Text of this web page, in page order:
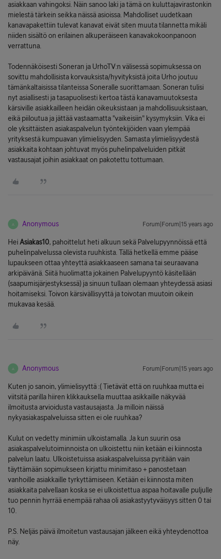
asiakkaan vahingoksi. Näin sanoo laki ja tämä on kuluttajavirastonkin
mielestä tärkein seikka näissä asioissa. Mahdolliset uudetkaan
kanavapakettiin tulevat kanavat eivät siten muuta tilannetta mikäli
niiden sisältö on erilainen alkuperäiseen kanavakokoonpanoon
verrattuna.
Todennäköisesti Soneran ja UrhoTV:n välisessä sopimuksessa on
sovittu mahdollisista korvauksista/hyvityksistä joita Urho joutuu
tämänkaltaisissa tilanteissa Soneralle suorittamaan. Soneran tulisi
nyt asiallisesti ja tasapuolisesti kertoa tästä kanavamuutoksesta
kärsiville asiakkailleen heidän oikeuksistaan ja mahdollisuuksistaan,
eikä piiloutua ja jättää vastaamatta "vaikeisiin" kysymyksiin. Vika ei
ole yksittäisten asiakaspalvelun työntekijöiden vaan ylempää
yrityksestä kumpuavan ylimielisyyden. Samasta ylimielisyydestä
asiakkaita kohtaan johtuvat myös puhelinpalveluiden pitkät
vastausajat joihin asiakkaat on pakotettu tottumaan.
A Anonymous Forum|Forum|15 years ago
HeiAsiakas10, pahoittelut heti alkuun sekä Palvelupyynnöissä että
puhelinpalvelussa olevista ruuhkista. Tällä hetkellä emme pääse
lupaukseen ottaa yhteyttä asiakkaaseen samana tai seuraavana
arkipäivänä. Siitä huolimatta jokainen Palvelupyyntö käsitellään
(saapumisjärjestyksessä) ja sinuun tullaan olemaan yhteydessä asiasi
hoitamiseksi. Toivon kärsivällisyyttä ja toivotan muutoin oikein
mukavaa kesää.
A Anonymous Forum|Forum|15 years ago
Kuten jo sanoin, ylimielisyyttä :( Tietävät että on ruuhkaa mutta ei
viitsitä parilla hiiren klikkauksella muuttaa asikkaille näkyvää
ilmoitusta arvioidusta vastausajasta. Ja milloin näissä
nykyasiakaspalveluissa sitten ei ole ruuhkaa?
Kulut on vedetty minimiin ulkoistamalla. Ja kun suurin osa
asiakaspalvelutoiminnoista on ulkoistettu niin ketään ei kiinnosta
palvelun laatu. Ulkoistetuissa asiakaspalveluissa pyritään vain
täyttämään sopimukseen kirjattu minimitaso + panostetaan
vanhoille asiakkaille tyrkyttämiseen. Ketään ei kiinnosta miten
asiakkaita palvellaan koska se ei ulkoistettua aspaa hoitavalle puljulle
tuo pennin hyrrää enempää rahaa oli asiakastyytyväisyys sitten 0 tai
10.
P.S. Neljäs päivä ilmoitetun vastausajan jälkeen eikä yhteydenottoa
näy.